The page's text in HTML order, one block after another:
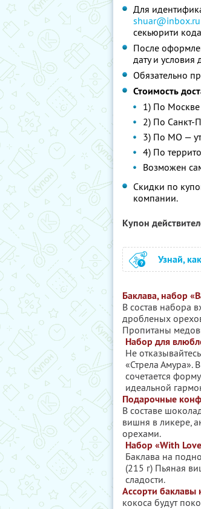
Для
shuar@inbox.ru
секьюрити
После
дату и условия
Обязательно
Стоимость
1) По
2) По Санкт-
3) По МО —
4) По
Возможен
Скидки по
компании.
Купон
Узнай,
Баклава, набор
В состав набора
дробленых
Пропитаны
Набор для
Не
«Стрела Амура».
сочетается
идеальной
Подарочные
В составе
вишня в ликере,
орехами.
Набор «With
Баклава на
(215 г) Пьяная
сладости.
Ассорти баклавы
кокоса будут